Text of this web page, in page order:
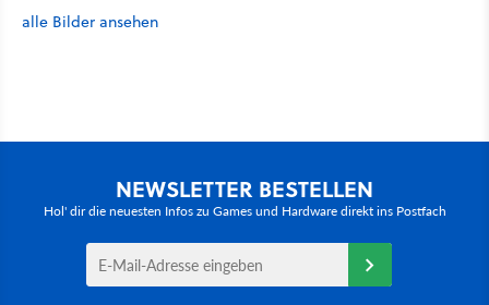
alle Bilder ansehen
NEWSLETTER BESTELLEN
Hol' dir die neuesten Infos zu Games und Hardware direkt ins Postfach